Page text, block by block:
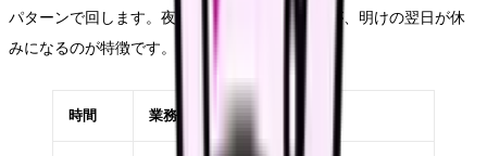
パターンで回します。夜勤は16時間と長いですが、明けの翌日が休
みになるのが特徴です。
時間 業務内容